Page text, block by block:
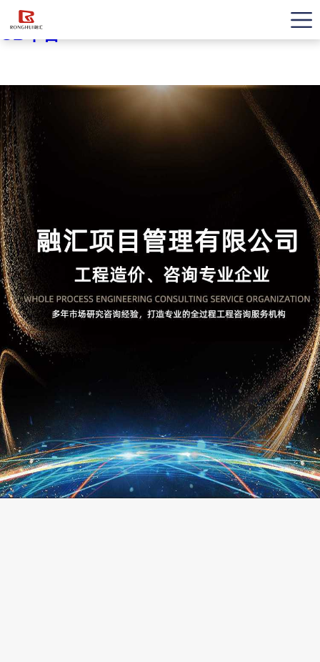
OD平台
OD平台